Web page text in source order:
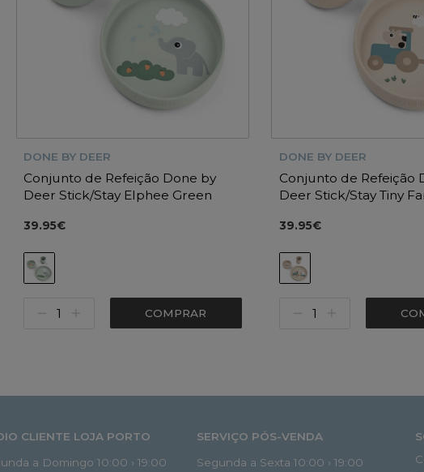
DONE BY DEER
Conjunto de Refeição Done by
Deer Stick/Stay Elphee Green
39.95€
COMPRAR
DONE BY DEER
Conjunto de Refeição
Deer Stick/Stay Tiny
39.95€
CLIENTE LOJA PORTO
a Domingo 10:00 › 19:00
SERVIÇO PÓS-VENDA
Segunda a Sexta 10:00 › 19:00